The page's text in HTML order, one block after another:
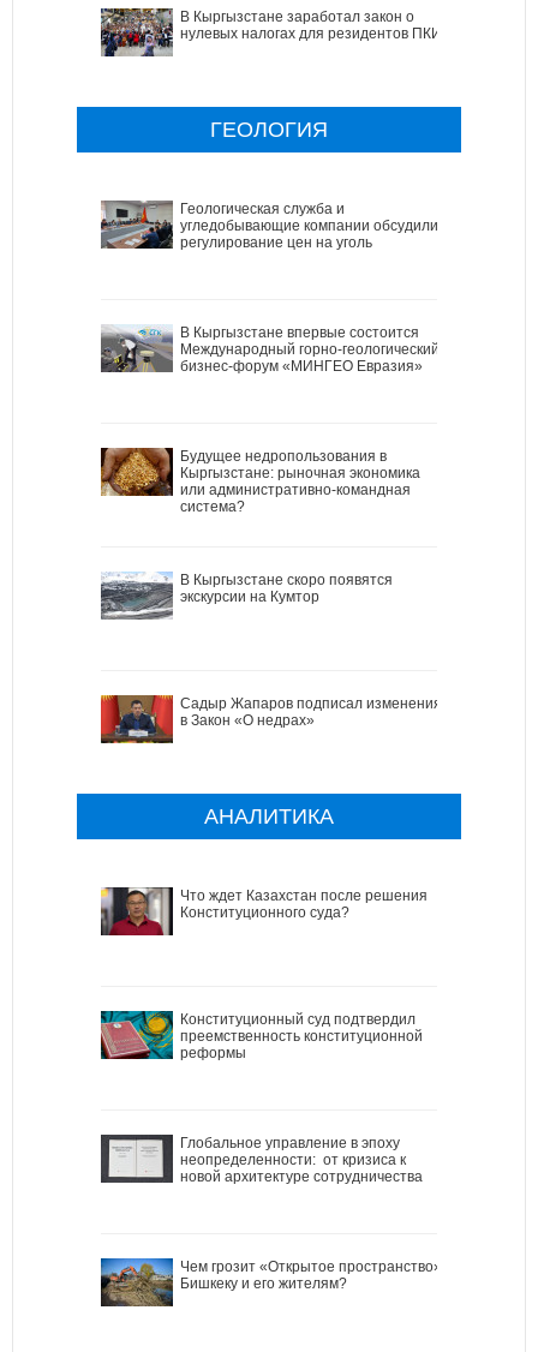
В Кыргызстане заработал закон о
нулевых налогах для резидентов ПКИ
ГЕОЛОГИЯ
Геологическая служба и
угледобывающие компании обсудили
регулирование цен на уголь
В Кыргызстане впервые состоится
Международный горно-геологический
бизнес-форум «МИНГЕО Евразия»
Будущее недропользования в
Кыргызстане: рыночная экономика
или административно-командная
система?
В Кыргызстане скоро появятся
экскурсии на Кумтор
Садыр Жапаров подписал изменения
в Закон «О недрах»
АНАЛИТИКА
Что ждет Казахстан после решения
Конституционного суда?
Конституционный суд подтвердил
преемственность конституционной
реформы
Глобальное управление в эпоху
неопределенности: от кризиса к
новой архитектуре сотрудничества
Чем грозит «Открытое пространство»
Бишкеку и его жителям?